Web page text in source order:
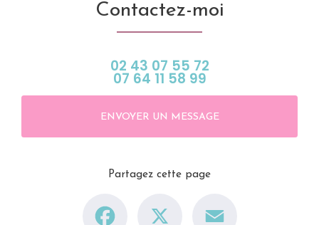
Contactez-moi
02 43 07 55 72
07 64 11 58 99
ENVOYER UN MESSAGE
Partagez cette page